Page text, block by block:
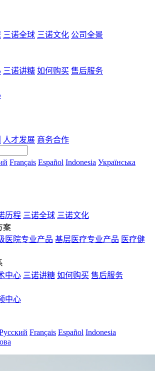
三诺全球 三诺文化 公司全景
三诺讲糖 如何购买 售后服务
人才发展 商务合作
Français Español Indonesia Українська
历程 三诺全球 三诺文化
案
医院专业产品 基层医疗专业产品 医疗健
中心 三诺讲糖 如何购买 售后服务
中心
Français Español Indonesia